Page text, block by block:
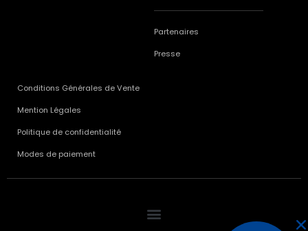
Partenaires
Presse
Conditions Générales de Vente
Mention Légales
Politique de confidentialité
Modes de paiement